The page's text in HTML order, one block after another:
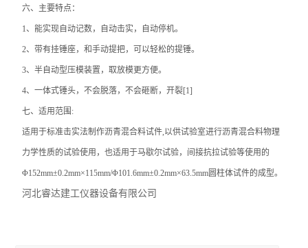
六、主要特点：
1、能实现自动记数，自动击实，自动停机。
2、带有挂锤座，和手动提把，可以轻松的提锤。
3、半自动型压模装置，取放模更方便。
4、一体式锤头，不会脱落，不会砸断，开裂[1]
七、适用范围:
适用于标准击实法制作沥青混合料试件,以供试验室进行沥青混合料物理
力学性质的试验使用，也适用于马歇尔试验，间接抗拉试验等使用的
Φ152mm±0.2mm×115mm/Φ101.6mm±0.2mm×63.5mm圆柱体试件的成型。
河北睿达建工仪器设备有限公司